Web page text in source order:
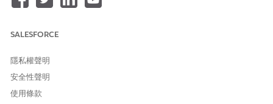
在「耗用洞察」中,「延伸的 SDM」透過將 JSON 標記欄位拆分為
SALESFORCE
隱私權聲明
安全性聲明
使用條款